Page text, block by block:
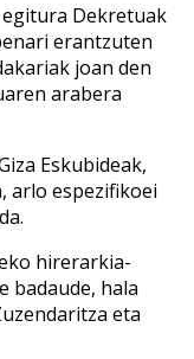
egitura Dekretuak
erantzuten
joan den
arabera
Eskubideak,
arlo espezifikoei
hirerarkia-
badaude, hala
eta